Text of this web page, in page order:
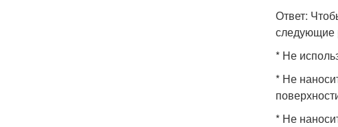
Ответ:
следующие
* Не
* Не
* Не